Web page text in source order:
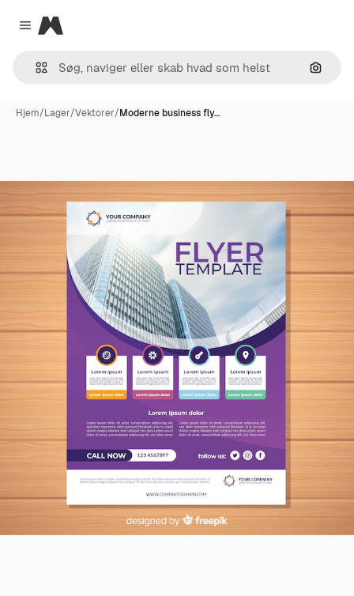
Close menu
Magnific
Søg
Hjem/Lager/Vektorer/Moderne business fly…